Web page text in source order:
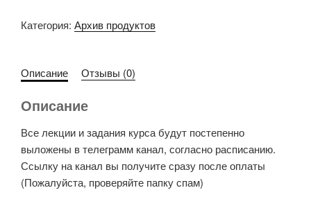
Затмений
Категория: Архив продуктов
Описание Отзывы (0)
Описание
Все лекции и задания курса будут постепенно
выложены в телеграмм канал, согласно расписанию.
Ссылку на канал вы получите сразу после оплаты
(Пожалуйста, проверяйте папку спам)